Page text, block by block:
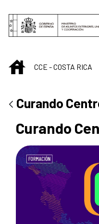
INICIO
CCE - COSTA RICA
Curando
Curando